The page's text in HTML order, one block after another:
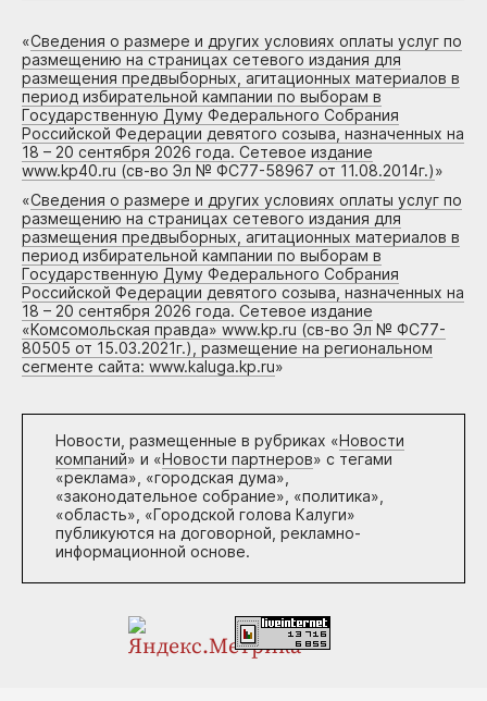
«Сведения о размере и других условиях оплаты услуг по
размещению на страницах сетевого издания для
размещения предвыборных, агитационных материалов в
период избирательной кампании по выборам в
Государственную Думу Федерального Собрания
Российской Федерации девятого созыва, назначенных на
18 – 20 сентября 2026 года. Сетевое издание
www.kp40.ru (св-во Эл № ФС77-58967 от 11.08.2014г.)»
«Сведения о размере и других условиях оплаты услуг по
размещению на страницах сетевого издания для
размещения предвыборных, агитационных материалов в
период избирательной кампании по выборам в
Государственную Думу Федерального Собрания
Российской Федерации девятого созыва, назначенных на
18 – 20 сентября 2026 года. Сетевое издание
«Комсомольская правда» www.kp.ru (св-во Эл № ФС77-
80505 от 15.03.2021г.), размещение на региональном
сегменте сайта: www.kaluga.kp.ru»
Новости, размещенные в рубриках «Новости
компаний» и «Новости партнеров» с тегами
«реклама», «городская дума»,
«законодательное собрание», «политика»,
«область», «Городской голова Калуги»
публикуются на договорной, рекламно-
информационной основе.